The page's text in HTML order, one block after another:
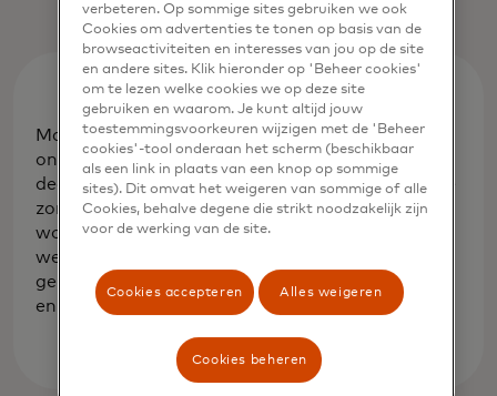
Mastercard heeft zijn visie aangekondigd om
online afrekenen tegen het einde van het
decennium opnieuw uit te vinden. Door ervoor te
zorgen dat elke transactie op ons netwerk kan
worden getokeniseerd en geverifieerd, kunnen
we handmatige kaart- en wachtwoordinvoer
geleidelijk afschaffen ten gunste van glimlachen
en vingerafdrukken.
verbeteren. Op sommige sites gebruiken we ook
Cookies om advertenties te tonen op basis van de
browseactiviteiten en interesses van jou op de site
en andere sites. Klik hieronder op 'Beheer cookies'
om te lezen welke cookies we op deze site
gebruiken en waarom. Je kunt altijd jouw
toestemmingsvoorkeuren wijzigen met de 'Beheer
cookies'-tool onderaan het scherm (beschikbaar
als een link in plaats van een knop op sommige
sites). Dit omvat het weigeren van sommige of alle
Cookies, behalve degene die strikt noodzakelijk zijn
voor de werking van de site.
Cookies accepteren Alles weigeren
Cookies beheren